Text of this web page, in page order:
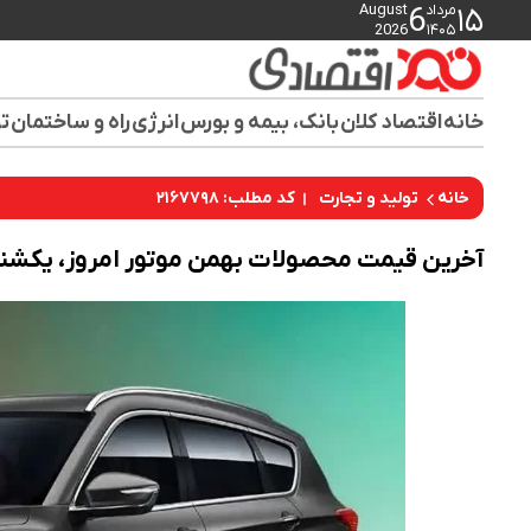
۱۵مرداد
۱۴۰۵6
August
2026
خانهاقتصاد کلانبانک، بیمه و بورسانرژیراه و ساختمان
خانه تولید و تجارت کد مطلب: ۲۱۶۷۷۹۸
آخرین قیمت محصولات بهمن موتور امروز، یکشنبه 7